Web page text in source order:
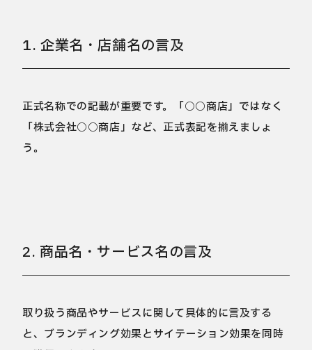
1. 企業名・店舗名の言及
正式名称での記載が重要です。「○○商店」ではなく
「株式会社○○商店」など、正式表記を揃えましょ
う。
2. 商品名・サービス名の言及
取り扱う商品やサービスに関して具体的に言及する
と、ブランディング効果とサイテーション効果を同時